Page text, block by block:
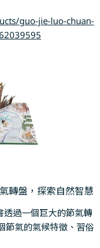
guo-jie-luo-chuan-
轉盤，探索自然智慧
透過一個巨大的節氣轉
節氣的氣候特徵、習俗